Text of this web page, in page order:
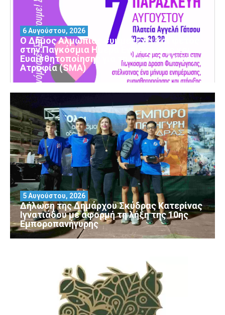
Ο Δήμος Αλμωπίας συμμετέχει και φέτος
στην Παγκόσμια Ημέρα Ενημέρωσης και
Ευαισθητοποίησης για τη Νωτιαία Μυϊκή
Ατροφία (SMA)
6 Αυγούστου, 2026
Δήλωση της Δημάρχου Σκύδρας Κατερίνας
Ιγνατιάδου με αφορμή τη λήξη της 10ης
Εμποροπανήγυρης
5 Αυγούστου, 2026